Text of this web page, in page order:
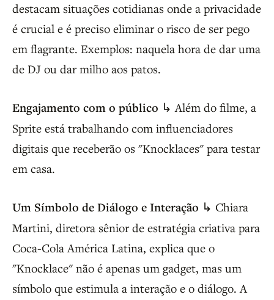
destacam situações cotidianas onde a privacidade
é crucial e é preciso eliminar o risco de ser pego
em flagrante. Exemplos: naquela hora de dar uma
de DJ ou dar milho aos patos.
Engajamento com o público ↳ Além do filme, a
Sprite está trabalhando com influenciadores
digitais que receberão os "Knocklaces" para testar
em casa.
Um Símbolo de Diálogo e Interação ↳ Chiara
Martini, diretora sênior de estratégia criativa para
Coca-Cola América Latina, explica que o
"Knocklace" não é apenas um gadget, mas um
símbolo que estimula a interação e o diálogo. A